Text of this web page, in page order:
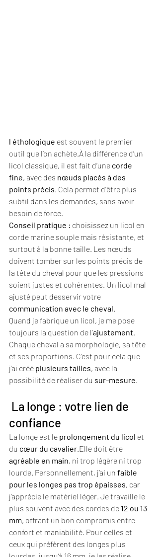
l éthologique est souvent le premier
outil que l’on achète.À la différence d’un
licol classique, il est fait d’une corde
fine, avec des nœuds placés à des
points précis . Cela permet d’être plus
subtil dans les demandes, sans avoir
besoin de force.
Conseil pratique : choisissez un licol en
corde marine souple mais résistante, et
surtout à la bonne taille. Les nœuds
doivent tomber sur les points précis de
la tête du cheval pour que les pressions
soient justes et cohérentes. Un licol mal
ajusté peut desservir votre
communication avec le cheval
Quand je fabrique un licol, je me pose
toujours la question de l’ajustement
Chaque cheval a sa morphologie, sa tête
et ses proportions. C’est pour cela que
j’ai créé plusieurs tailles, avec la
possibilité de réaliser du sur-mesure
confiance
La longe est le prolongement du licol et
du cœur du cavalier .Elle doit être
agréable en main, ni trop légère ni trop
lourde. Personnellement, j’ai un faible
pour les longes pas trop épaisses, car
j’apprécie le matériel léger. Je travaille le
plus souvent avec des cordes de 12 ou 13
mm, offrant un bon compromis entre
confort et maniabilité. Pour celles et
ceux qui préfèrent des longes plus